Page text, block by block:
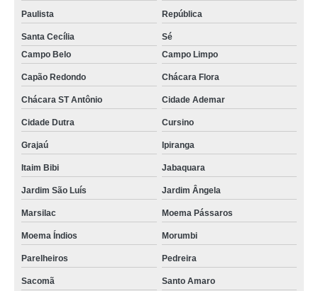
quanto custa reparo de placa celular Saúde
reparo de placa celular Raposo Tavares
orçamento de reparo de celular samsung Vila Guilherme
reparo de placa de celulares Embu-Guaçu
orçamento de reparo de celular São Mateus
reparo placa celular Vila Jacuí
orçamento de reparo tela celular Limão
orçamento de reparo celular samsung Mairiporã
reparo de celulares samsung São Miguel
orçamento de reparo de celular samsung Osasco
Paulista República
Santa Cecília
Sé
Campo Belo
Campo Limpo
Capão Redondo Chácara Flora
Chácara ST Antônio Cidade Ademar
Cidade Dutra Cursino
Grajaú Ipiranga
Itaim Bibi Jabaquara
Jardim São Luís Jardim Ângela
Marsilac Moema Pássaros
Moema Índios Morumbi
Parelheiros Pedreira
Sacomã Santo Amaro